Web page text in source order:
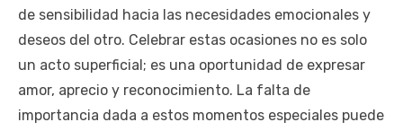
de sensibilidad hacia las necesidades emocionales y
deseos del otro. Celebrar estas ocasiones no es solo
un acto superficial; es una oportunidad de expresar
amor, aprecio y reconocimiento. La falta de
importancia dada a estos momentos especiales puede